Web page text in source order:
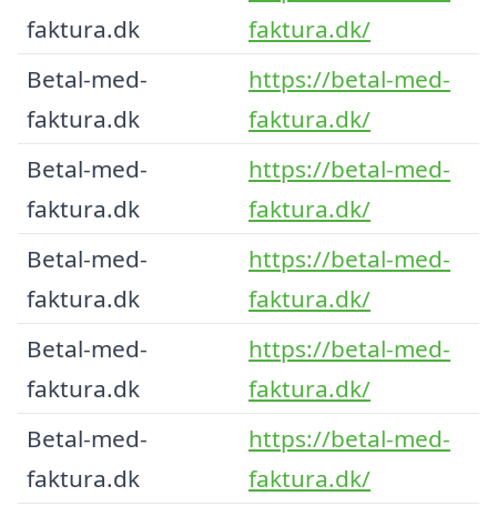
faktura.dk
faktura.dk/
Betal-med-
faktura.dk
https://betal-med-
faktura.dk/
Betal-med-
faktura.dk
https://betal-med-
faktura.dk/
Betal-med-
faktura.dk
https://betal-med-
faktura.dk/
Betal-med-
faktura.dk
https://betal-med-
faktura.dk/
Betal-med-
faktura.dk
https://betal-med-
faktura.dk/